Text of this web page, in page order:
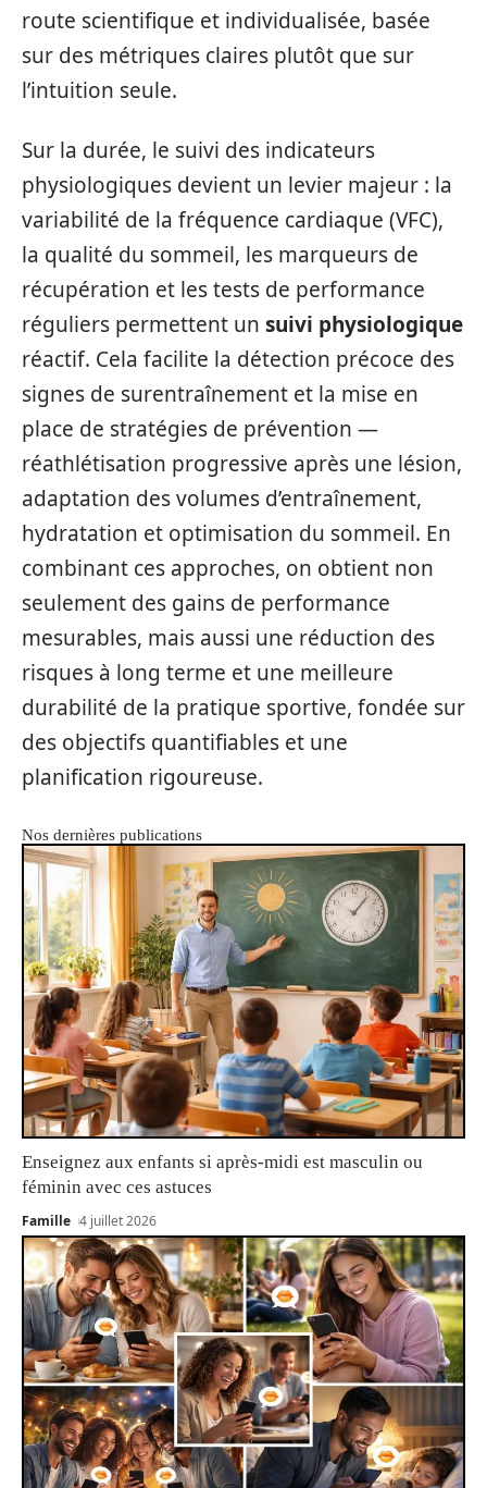
route scientifique et individualisée, basée
sur des métriques claires plutôt que sur
l’intuition seule.
Sur la durée, le suivi des indicateurs
physiologiques devient un levier majeur : la
variabilité de la fréquence cardiaque (VFC),
la qualité du sommeil, les marqueurs de
récupération et les tests de performance
réguliers permettent un suivi physiologique
réactif. Cela facilite la détection précoce des
signes de surentraînement et la mise en
place de stratégies de prévention —
réathlétisation progressive après une lésion,
adaptation des volumes d’entraînement,
hydratation et optimisation du sommeil. En
combinant ces approches, on obtient non
seulement des gains de performance
mesurables, mais aussi une réduction des
risques à long terme et une meilleure
durabilité de la pratique sportive, fondée sur
des objectifs quantifiables et une
planification rigoureuse.
Nos dernières publications
Enseignez aux enfants si après-midi est masculin ou
féminin avec ces astuces
Famille 4 juillet 2026